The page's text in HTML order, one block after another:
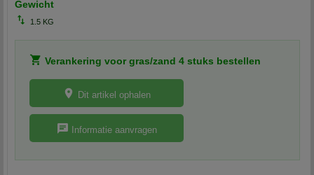
Gewicht
1.5 KG
Verankering voor gras/zand 4 stuks bestellen
Dit artikel ophalen
Informatie aanvragen